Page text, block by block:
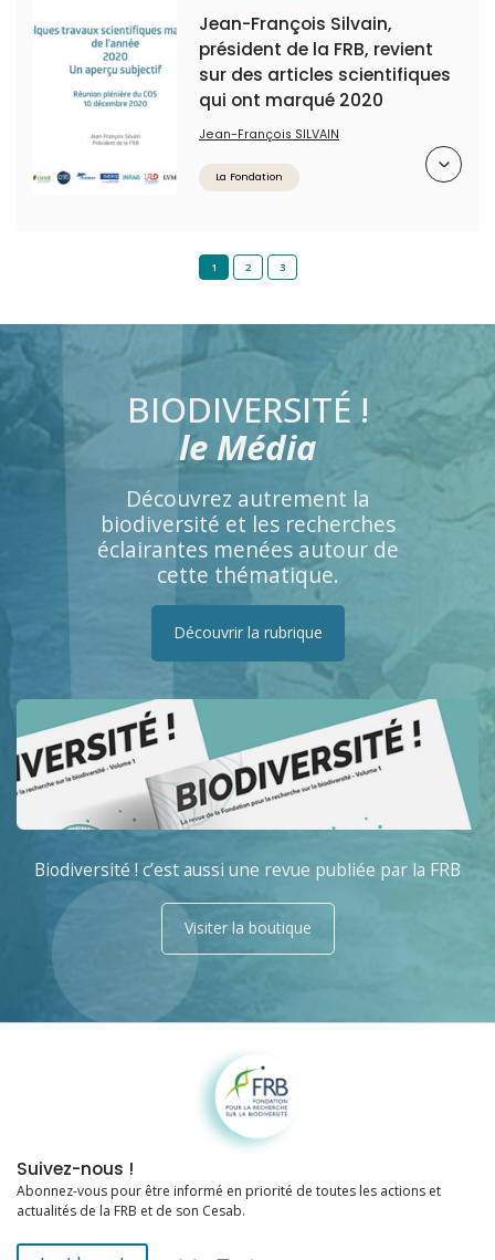
Jean-François Silvain,
président de la FRB, revient
sur des articles scientifiques
qui ont marqué 2020
Jean-François SILVAIN
La Fondation
1 2 3
BIODIVERSITÉ !
le Média
Découvrez autrement la
biodiversité et les recherches
éclairantes menées autour de
cette thématique.
Découvrir la rubrique
Biodiversité ! c’est aussi une revue publiée par la FRB
Visiter la boutique
Fondation pour la recherche sur la biodiversité
Suivez-nous !
Abonnez-vous pour être informé en priorité de toutes les actions et
actualités de la FRB et de son Cesab.